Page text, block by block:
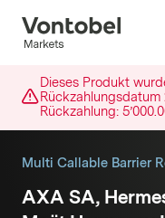
Dieses Produkt
Rückzahlungsdatum
Rückzahlung:
Multi Callable Barrier
AXA SA,